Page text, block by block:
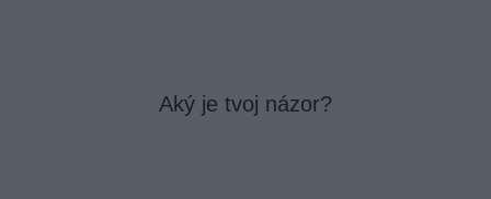
Aký je tvoj názor?